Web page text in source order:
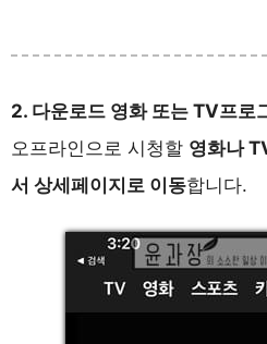
2. 다운로드 영화 또는 TV프로
오프라인으로 시청할 영화나
서 상세페이지로 이동합니다.